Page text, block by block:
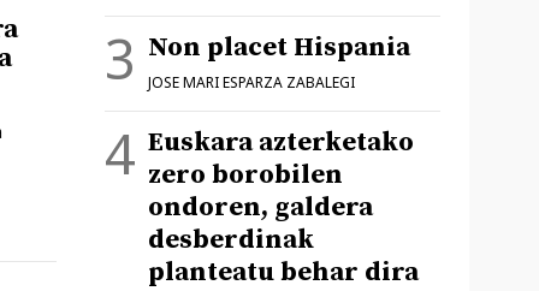
Non placet Hispania
JOSE MARI ESPARZA ZABALEGI
Euskara azterketako
zero borobilen
ondoren, galdera
desberdinak
planteatu behar dira